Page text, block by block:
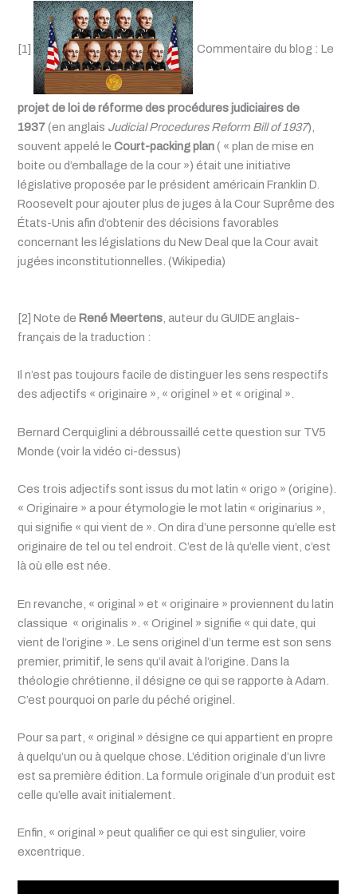
[1] Commentaire du blog : Le
projet de loi de réforme des procédures judiciaires de
1937(en anglais Judicial Procedures Reform Bill of 1937)
souvent appelé leCourt-packing plan( « plan de mise en
boite ou d’emballage de la cour ») était une initiative
législative proposée par le président américain Franklin D.
Roosevelt pour ajouter plus de juges à la Cour Suprême des
États-Unis afin d’obtenir des décisions favorables
concernant les législations du New Deal que la Cour avait
jugées inconstitutionnelles. (Wikipedia)
[2] Note de René Meertens , auteur du GUIDE anglais-
français de la traduction :
Il n’est pas toujours facile de distinguer les sens respectifs
des adjectifs « originaire », « originel » et « original ».
Bernard Cerquiglini a débroussaillé cette question sur TV5
Monde (voir la vidéo ci-dessus)
Ces trois adjectifs sont issus du mot latin « origo » (origine).
« Originaire » a pour étymologie le mot latin « originarius »,
qui signifie « qui vient de ». On dira d’une personne qu’elle est
originaire de tel ou tel endroit. C’est de là qu’elle vient, c’est
là où elle est née.
En revanche, « original » et « originaire » proviennent du latin
classique « originalis ». « Originel » signifie « qui date, qui
vient de l’origine ». Le sens originel d’un terme est son sens
premier, primitif, le sens qu’il avait à l’origine. Dans la
théologie chrétienne, il désigne ce qui se rapporte à Adam.
C’est pourquoi on parle du péché originel.
Pour sa part, « original » désigne ce qui appartient en propre
à quelqu’un ou à quelque chose. L’édition originale d’un livre
est sa première édition. La formule originale d’un produit est
celle qu’elle avait initialement.
Enfin, « original » peut qualifier ce qui est singulier, voire
excentrique.